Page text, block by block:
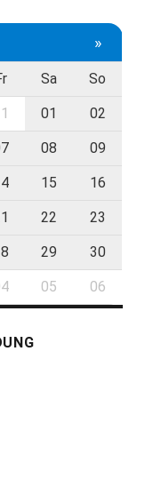
»
Sa So
01 02
08 09
15 16
22 23
29 30
05 06